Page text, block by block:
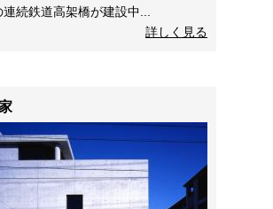
連続鉄道高架橋が建設中...
詳しく見る